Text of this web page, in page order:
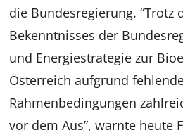
die Bundesregierung. “Trotz
Bekenntnisses der
und Energiestrategie zur
Österreich aufgrund
Rahmenbedingungen
vor dem Aus”, warnte heute